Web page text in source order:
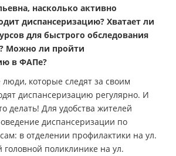
насколько активно
диспансеризацию? Хватает ли
для быстрого обследования
Можно ли пройти
в ФАПе?
которые следят за своим
диспансеризацию регулярно. И
делать! Для удобства жителей
диспансеризации по
в отделении профилактики на ул.
поликлинике на ул.